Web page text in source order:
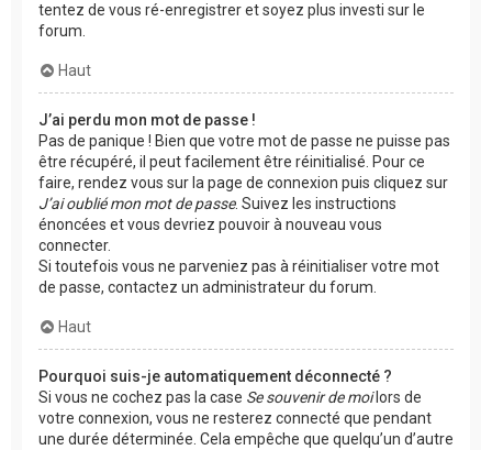
tentez de vous ré-enregistrer et soyez plus investi sur le
forum.
Haut
J’ai perdu mon mot de passe !
Pas de panique ! Bien que votre mot de passe ne puisse pas
être récupéré, il peut facilement être réinitialisé. Pour ce
faire, rendez vous sur la page de connexion puis cliquez sur
J’ai oublié mon mot de passe. Suivez les instructions
énoncées et vous devriez pouvoir à nouveau vous
connecter.
Si toutefois vous ne parveniez pas à réinitialiser votre mot
de passe, contactez un administrateur du forum.
Haut
Pourquoi suis-je automatiquement déconnecté ?
Si vous ne cochez pas la case Se souvenir de moilors de
votre connexion, vous ne resterez connecté que pendant
une durée déterminée. Cela empêche que quelqu’un d’autre